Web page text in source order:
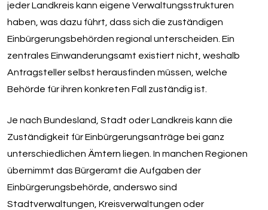
jeder Landkreis kann eigene Verwaltungsstrukturen
haben, was dazu führt, dass sich die zuständigen
Einbürgerungsbehörden regional unterscheiden. Ein
zentrales Einwanderungsamt existiert nicht, weshalb
Antragsteller selbst herausfinden müssen, welche
Behörde für ihren konkreten Fall zuständig ist.
Je nach Bundesland, Stadt oder Landkreis kann die
Zuständigkeit für Einbürgerungsanträge bei ganz
unterschiedlichen Ämtern liegen. In manchen Regionen
übernimmt das Bürgeramt die Aufgaben der
Einbürgerungsbehörde, anderswo sind
Stadtverwaltungen, Kreisverwaltungen oder